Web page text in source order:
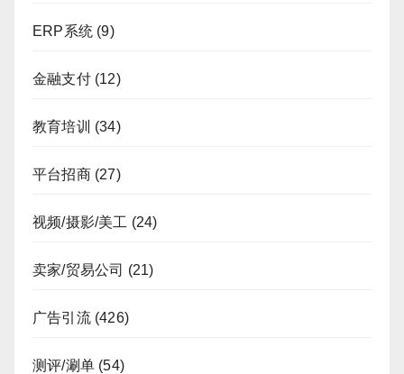
ERP系统 (9)
金融支付(12)
教育培训 (34)
平台招商(27)
视频/摄影/美工 (24)
卖家/贸易公司 (21)
广告引流(426)
测评/涮单 (54)